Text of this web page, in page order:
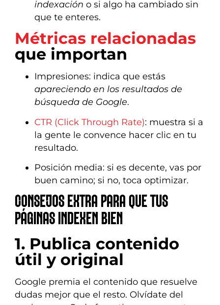
indexación o si algo ha cambiado sin
que te enteres.
Métricas relacionadas
que importan
Impresiones: indica que estás
apareciendo en los resultados de
búsqueda de Google.
CTR (Click Through Rate): muestra si a
la gente le convence hacer clic en tu
resultado.
Posición media: si es decente, vas por
buen camino; si no, toca optimizar.
CONSEJOS EXTRA PARA QUE TUS
PÁGINAS INDEXEN BIEN
1. Publica contenido
útil y original
Google premia el contenido que resuelve
dudas mejor que el resto. Olvídate del